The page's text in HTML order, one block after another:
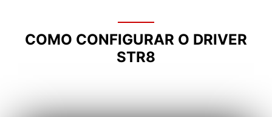
COMO CONFIGURAR O DRIVER
STR8